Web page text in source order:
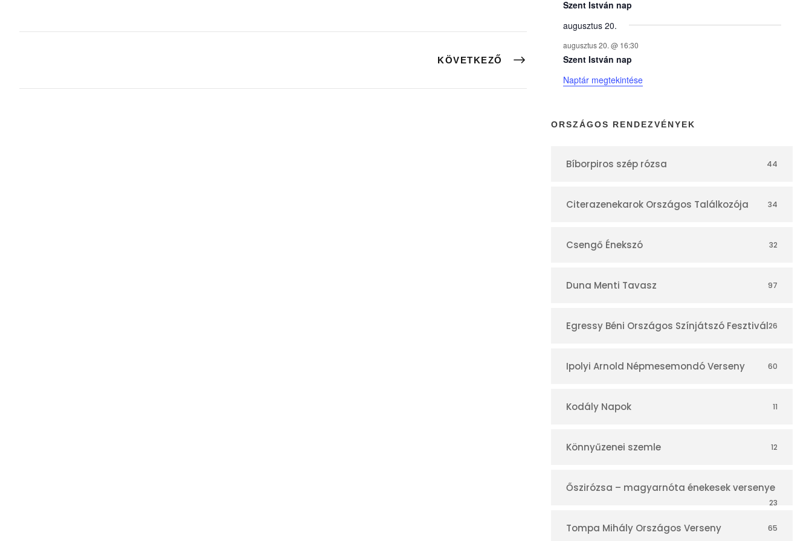
KÖVETKEZŐ
y
e
k
n
a
á
r
Szent István nap
augusztus 20.
augusztus 20. @ 16:30
Szent István nap
Naptár megtekintése
ORSZÁGOS RENDEZVÉNYEK
Bíborpiros szép rózsa 44
Citerazenekarok Országos Találkozója 34
Csengő Énekszó 32
Duna Menti Tavasz 97
Egressy Béni Országos Színjátszó Fesztivál26
Ipolyi Arnold Népmesemondó Verseny 60
Kodály Napok 11
Könnyűzenei szemle 12
Őszirózsa – magyarnóta énekesek versenye
23
Tompa Mihály Országos Verseny 65